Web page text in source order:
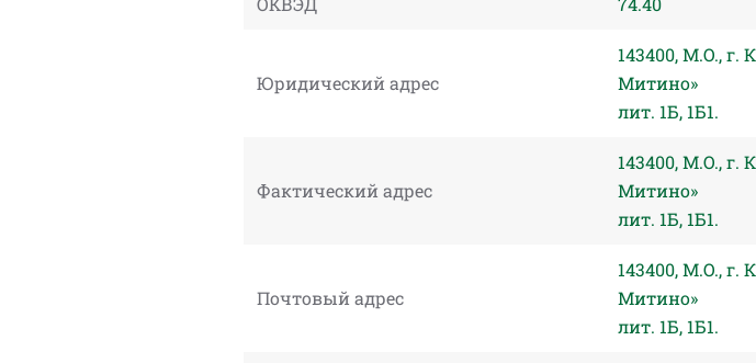
Юридический адрес
143400, М.О., г.
Митино»
лит. 1Б, 1Б1.
Фактический адрес
143400, М.О., г.
Митино»
лит. 1Б, 1Б1.
Почтовый адрес
143400, М.О., г.
Митино»
лит. 1Б, 1Б1.